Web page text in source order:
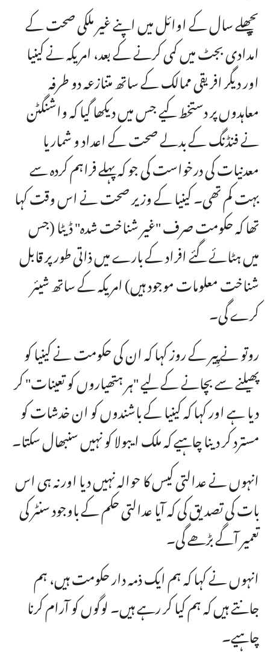
پچھلے سال کے اوائل میں اپنے غیر ملکی صحت کے
امدادی بجٹ میں کمی کرنے کے بعد، امریکہ نے کینیا
اور دیگر افریقی ممالک کے ساتھ متنازعہ دو طرفہ
معاہدوں پر دستخط کیے جس میں دیکھا گیا کہ واشنگٹن
نے فنڈنگ ​​کے بدلے صحت کے اعداد و شمار یا
معدنیات کی درخواست کی جو کہ پہلے فراہم کردہ سے
بہت کم تھی۔ کینیا کے وزیر صحت نے اس وقت کہا
تھا کہ حکومت صرف "غیر شناخت شدہ" ڈیٹا (جس
میں ہٹائے گئے افراد کے بارے میں ذاتی طور پر قابل
شناخت معلومات موجود ہیں) امریکہ کے ساتھ شیئر
کرے گی۔
روتو نے پِیر کے روز کہا کہ ان کی حکومت نے کینیا کو
پھیلنے سے بچانے کے لیے "ہر ہتھیاروں کو تعینات" کر
دیا ہے اور کہا کہ کینیا کے باشندوں کو ان خدشات کو
مسترد کر دینا چاہیے کہ ملک ایبولا کو نہیں سنبھال سکتا۔
انہوں نے عدالتی کیس کا حوالہ نہیں دیا اور نہ ہی اس
بات کی تصدیق کی کہ آیا عدالتی حکم کے باوجود سنٹر کی
تعمیر آگے بڑھے گی۔
انہوں نے کہا کہ ہم ایک ذمہ دار حکومت ہیں، ہم
جانتے ہیں کہ ہم کیا کر رہے ہیں۔ لوگوں کو آرام کرنا
چاہیے۔